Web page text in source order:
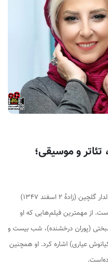
، تئاتر و موسیقی؛
مرجانه دلدار گلچین (زادهٔ ۲ اسفند ۱۳۴۷)
است. از مهمترین فیلم‌هایی که او
(پوران درخشنده)، شب بیست و
عیاری) اشاره کرد. او همچنین